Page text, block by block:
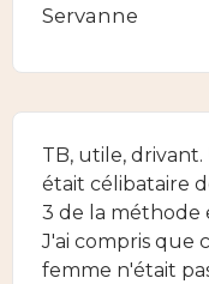
Servanne
TB, utile,
était célibataire
3 de la méthode
J'ai compris que
femme n'était